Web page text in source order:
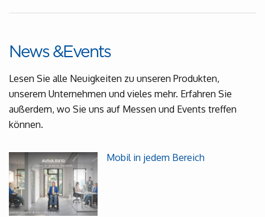
News &Events
Lesen Sie alle Neuigkeiten zu unseren Produkten,
unserem Unternehmen und vieles mehr. Erfahren Sie
außerdem, wo Sie uns auf Messen und Events treffen
können.
Mobil in jedem Bereich